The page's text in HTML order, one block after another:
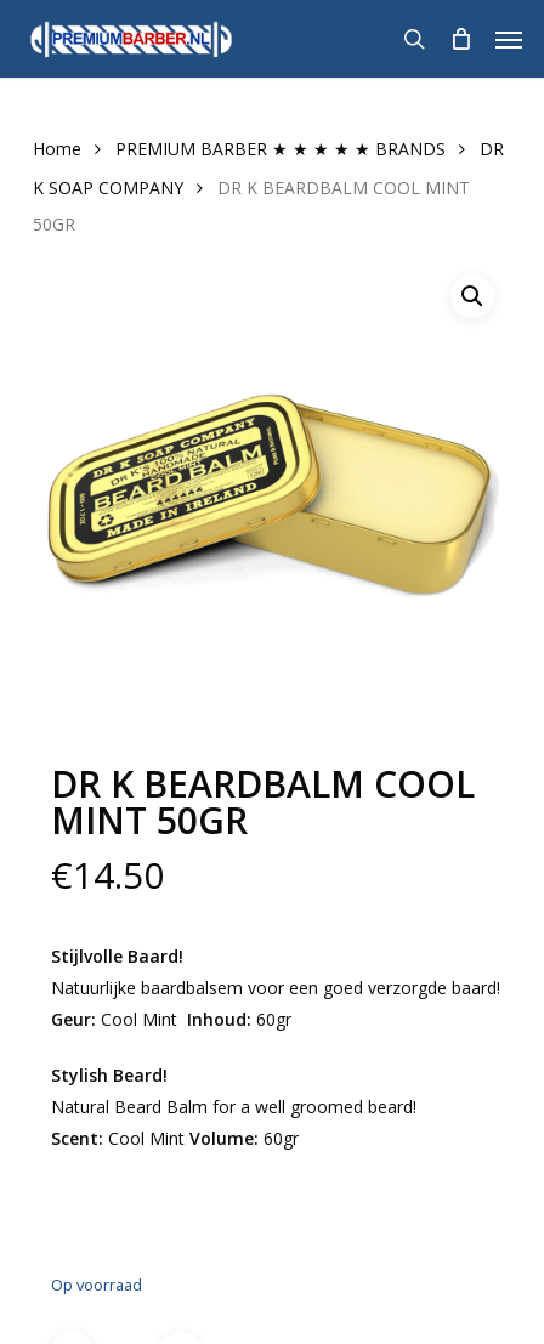
main
search
Home PREMIUM BARBER ★ ★ ★ ★ ★ BRANDS
DR
K SOAP COMPANY
DR K BEARDBALM COOL MINT
50GR
DR K BEARDBALM COOL
MINT 50GR
€14.50
Stijlvolle Baard!
Natuurlijke baardbalsem voor een goed verzorgde baard!
Geur: Cool Mint Inhoud: 60gr
Stylish Beard!
Natural Beard Balm for a well groomed beard!
Scent: Cool Mint Volume: 60gr
Op voorraad